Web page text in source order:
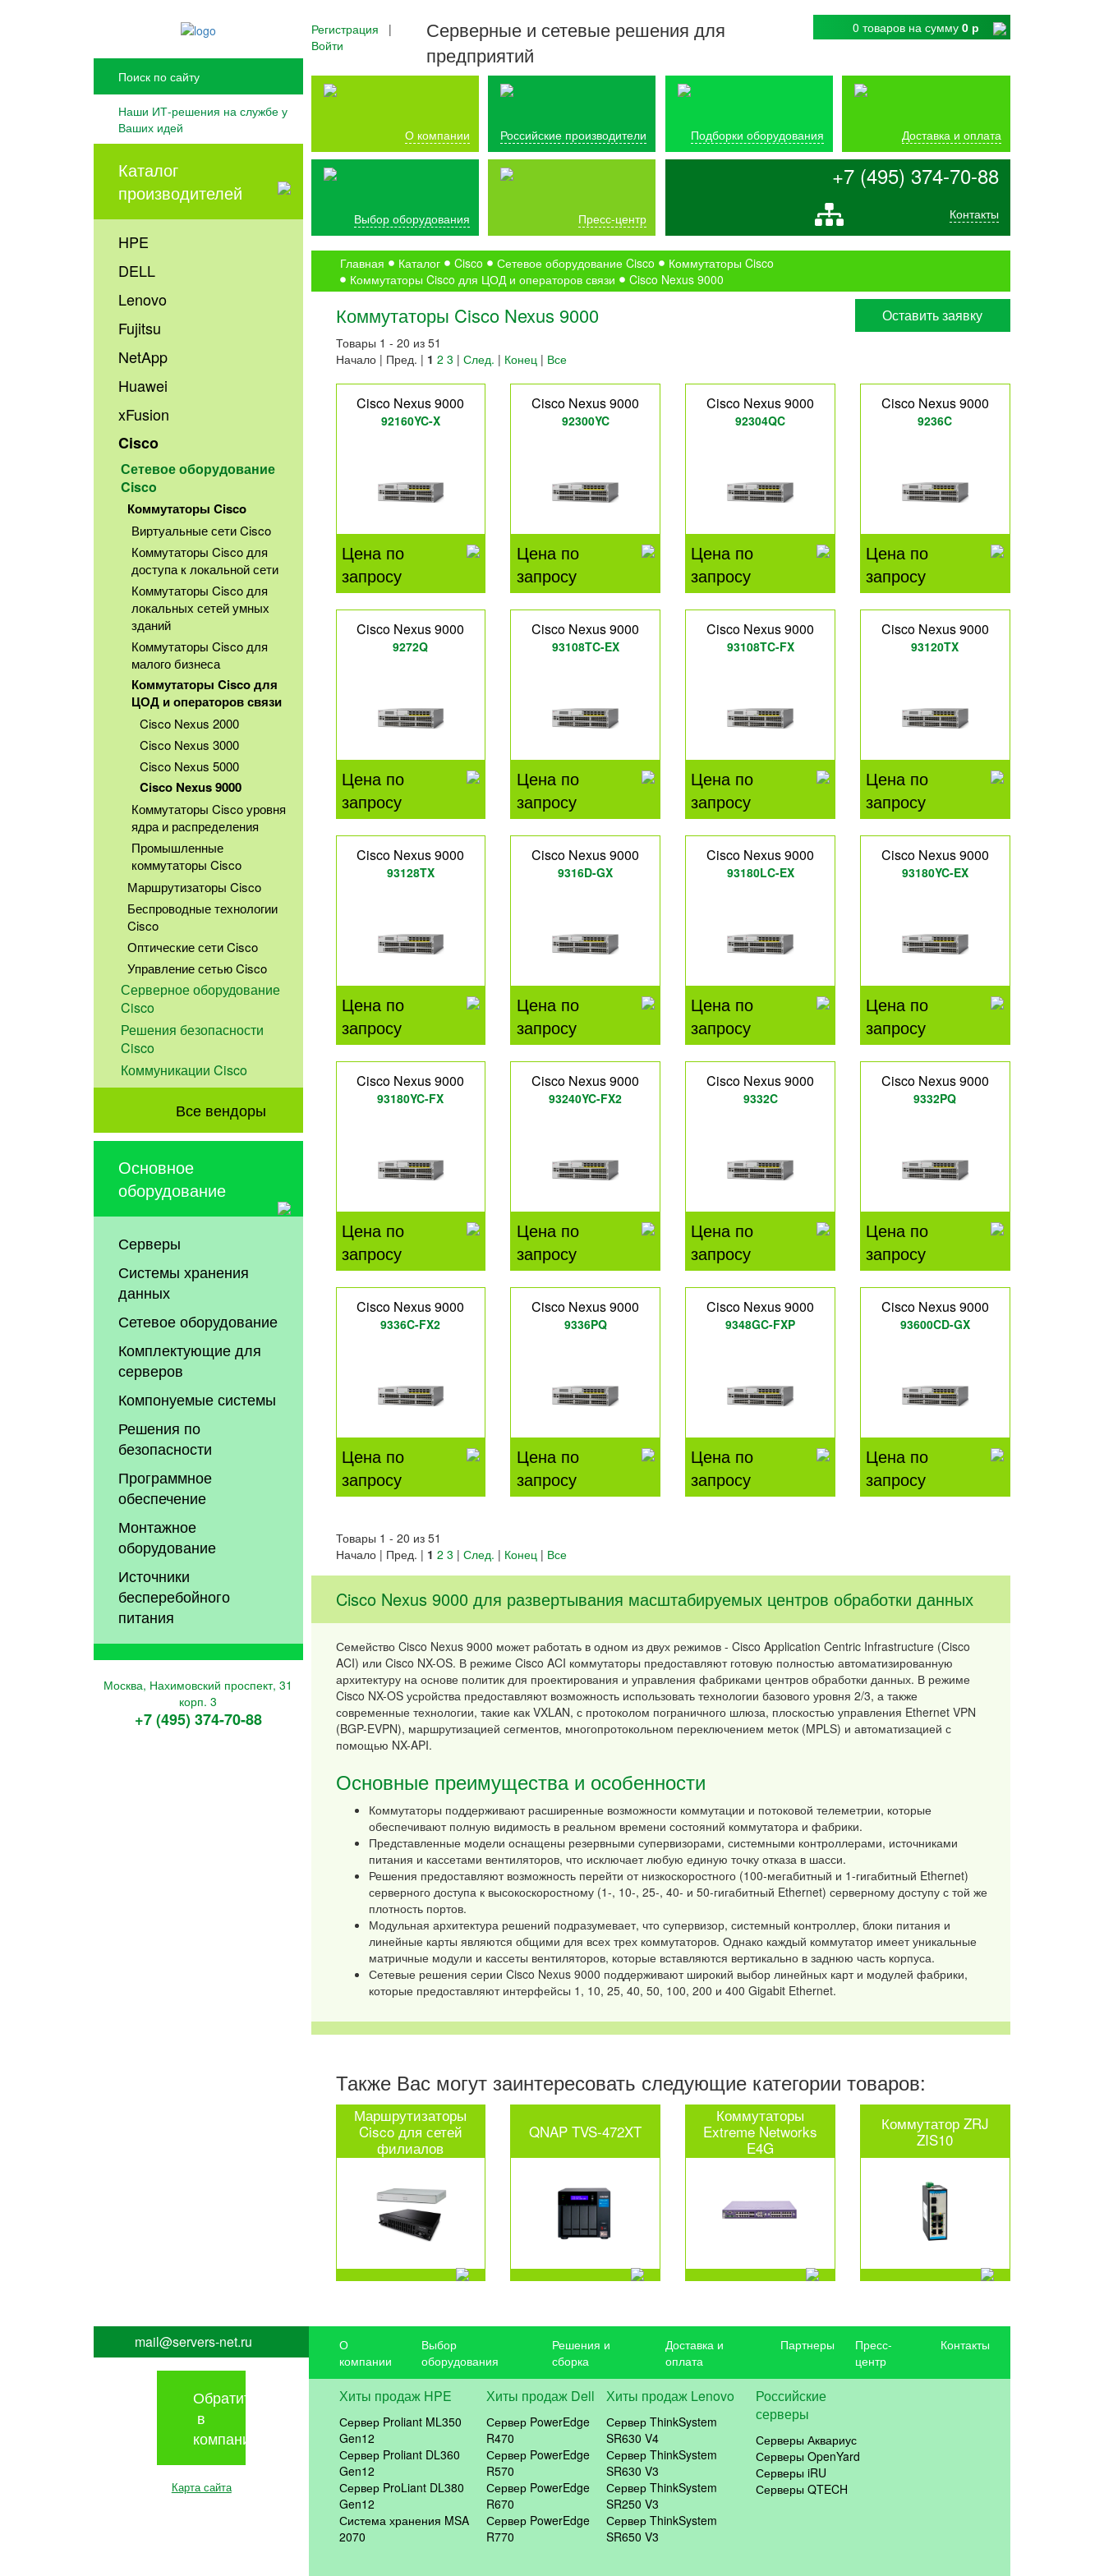
Наши ИТ-решения на службе у
Ваших идей
Каталог
производителей
HPE
DELL
Lenovo
Fujitsu
NetApp
Huawei
xFusion
Cisco
Сетевое оборудование
Cisco
Коммутаторы Cisco
Виртуальные сети Cisco
Коммутаторы Cisco для
доступа к локальной сети
Коммутаторы Cisco для
локальных сетей умных
зданий
Коммутаторы Cisco для
малого бизнеса
Коммутаторы Cisco для
ЦОД и операторов связи
Cisco Nexus 2000
Cisco Nexus 3000
Cisco Nexus 5000
Cisco Nexus 9000
Коммутаторы Cisco уровня
ядра и распределения
Промышленные
коммутаторы Cisco
Маршрутизаторы Cisco
Беспроводные технологии
Cisco
Оптические сети Cisco
Управление сетью Cisco
Серверное оборудование
Cisco
Решения безопасности
Cisco
Коммуникации Cisco
Все вендоры
Основное
оборудование
Серверы
Системы хранения
данных
Сетевое оборудование
Комплектующие для
серверов
Компонуемые системы
Решения по
безопасности
Программное
обеспечение
Монтажное
оборудование
Источники
бесперебойного
питания
Москва, Нахимовский проспект, 31
корп. 3
+7 (495) 374-70-88
Регистрация |
Войти
Серверные и сетевые решения для
предприятий
0 товаров на сумму 0 р
О компании Российские производители Подборки оборудования Доставка и оплата
Выбор оборудования Пресс-центр
+7 (495) 374-70-88
Контакты
Главная Каталог Cisco Сетевое оборудование Cisco
Коммутаторы Cisco
Коммутаторы Cisco для ЦОД и операторов связи
Cisco Nexus 9000
Коммутаторы Cisco Nexus 9000 Оставить заявку
Товары 1 - 20 из 51
Начало | Пред. | 1 2 3 | След. | Конец | Все
Cisco Nexus 9000
92160YC-X
Цена по
запросу
Cisco Nexus 9000
92300YC
Цена по
запросу
Cisco Nexus 9000
92304QC
Цена по
запросу
Cisco Nexus 9000
9236C
Цена по
запросу
Cisco Nexus 9000
9272Q
Цена по
запросу
Cisco Nexus 9000
93108TC-EX
Цена по
запросу
Cisco Nexus 9000
93108TC-FX
Цена по
запросу
Cisco Nexus 9000
93120TX
Цена по
запросу
Cisco Nexus 9000
93128TX
Цена по
запросу
Cisco Nexus 9000
9316D-GX
Цена по
запросу
Cisco Nexus 9000
93180LC-EX
Цена по
запросу
Cisco Nexus 9000
93180YC-EX
Цена по
запросу
Cisco Nexus 9000
93180YC-FX
Цена по
запросу
Cisco Nexus 9000
93240YC-FX2
Цена по
запросу
Cisco Nexus 9000
9332C
Цена по
запросу
Cisco Nexus 9000
9332PQ
Цена по
запросу
Cisco Nexus 9000
9336C-FX2
Цена по
запросу
Cisco Nexus 9000
9336PQ
Цена по
запросу
Cisco Nexus 9000
9348GC-FXP
Цена по
запросу
Cisco Nexus 9000
93600CD-GX
Цена по
запросу
Товары 1 - 20 из 51
Начало | Пред. | 1 2 3 | След. | Конец | Все
Cisco Nexus 9000 для развертывания масштабируемых центров обработки данных
Семейство Cisco Nexus 9000 может работать в одном из двух режимов - Cisco Application Centric Infrastructure (Cisco
ACI) или Cisco NX-OS. В режиме Cisco ACI коммутаторы предоставляют готовую полностью автоматизированную
архитектуру на основе политик для проектирования и управления фабриками центров обработки данных. В режиме
Cisco NX-OS усройства предоставляют возможность использовать технологии базового уровня 2/3, а также
современные технологии, такие как VXLAN, с протоколом пограничного шлюза, плоскостью управления Ethernet VPN
(BGP-EVPN), маршрутизацией сегментов, многопротокольном переключением меток (MPLS) и автоматизацией с
помощью NX-API.
Основные преимущества и особенности
Коммутаторы поддерживают расширенные возможности коммутации и потоковой телеметрии, которые
обеспечивают полную видимость в реальном времени состояний коммутатора и фабрики.
Представленные модели оснащены резервными супервизорами, системными контроллерами, источниками
питания и кассетами вентиляторов, что исключает любую единую точку отказа в шасси.
Решения предоставляют возможность перейти от низкоскоростного (100-мегабитный и 1-гигабитный Ethernet)
серверного доступа к высокоскоростному (1-, 10-, 25-, 40- и 50-гигабитный Ethernet) серверному доступу с той же
плотность портов.
Модульная архитектура решений подразумевает, что супервизор, системный контроллер, блоки питания и
линейные карты являются общими для всех трех коммутаторов. Однако каждый коммутатор имеет уникальные
матричные модули и кассеты вентиляторов, которые вставляются вертикально в заднюю часть корпуса.
Сетевые решения серии Cisco Nexus 9000 поддерживают широкий выбор линейных карт и модулей фабрики,
которые предоставляют интерфейсы 1, 10, 25, 40, 50, 100, 200 и 400 Gigabit Ethernet.
Также Вас могут заинтересовать следующие категории товаров:
Маршрутизаторы
Cisco для сетей
филиалов
QNAP TVS-472XT
Коммутаторы
Extreme Networks
E4G
Коммутатор ZRJ
ZIS10
mail@servers-net.ru
Обратиться
в
компанию
Карта сайта
О
компании
Выбор
оборудования
Решения и
сборка
Доставка и
оплата
Партнеры
Пресс-
центр
Контакты
Хиты продаж HPE
Сервер Proliant ML350
Gen12
Сервер Proliant DL360
Gen12
Сервер ProLiant DL380
Gen12
Система хранения MSA
2070
Хиты продаж Dell
Сервер PowerEdge
R470
Сервер PowerEdge
R570
Сервер PowerEdge
R670
Сервер PowerEdge
R770
Хиты продаж Lenovo
Сервер ThinkSystem
SR630 V4
Сервер ThinkSystem
SR630 V3
Сервер ThinkSystem
SR250 V3
Сервер ThinkSystem
SR650 V3
Российские
серверы
Серверы Аквариус
Серверы OpenYard
Серверы iRU
Серверы QTECH